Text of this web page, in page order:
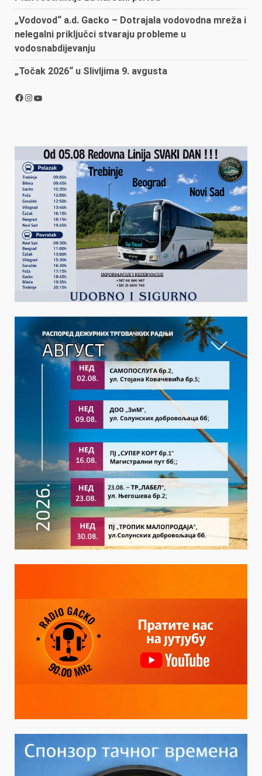
„Vodovod“ a.d. Gacko – Dotrajala vodovodna mreža i
nelegalni priključci stvaraju probleme u
vodosnabdijevanju
„Točak 2026“ u Slivljima 9. avgusta
Facebook
Instagram
YouTube